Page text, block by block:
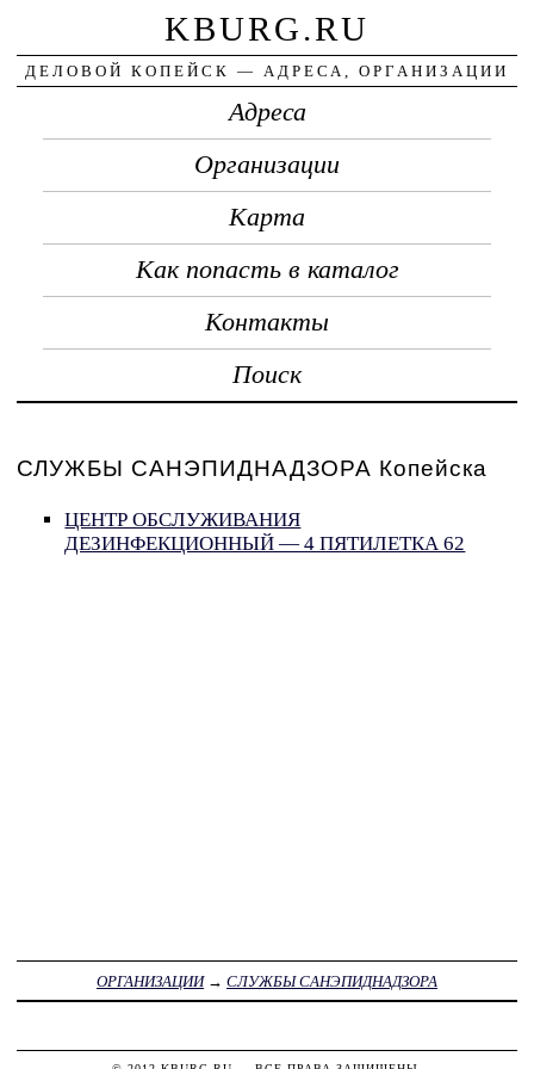
KBURG.RU
ДЕЛОВОЙ КОПЕЙСК — АДРЕСА, ОРГАНИЗАЦИИ
Адреса
Организации
Карта
Как попасть в каталог
Контакты
Поиск
СЛУЖБЫ САНЭПИДНАДЗОРА Копейска
ЦЕНТР ОБСЛУЖИВАНИЯ
ДЕЗИНФЕКЦИОННЫЙ — 4 ПЯТИЛЕТКА 62
ОРГАНИЗАЦИИ→ СЛУЖБЫ САНЭПИДНАДЗОРА